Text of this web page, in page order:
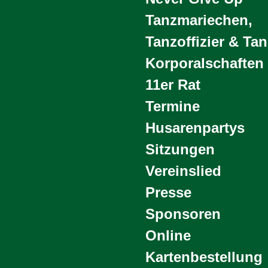
Tanzmariechen,
Tanzoffizier &
Korporalschaften
11er Rat
Termine
Husarenpartys
Sitzungen
Vereinslied
Presse
Sponsoren
Online
Kartenbestellung